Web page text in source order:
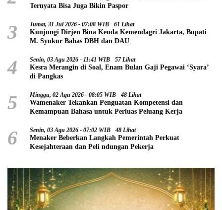
Ternyata Bisa Juga Bikin Paspor
3 Jumat, 31 Jul 2026 - 07:08 WIB 61 Lihat
Kunjungi Dirjen Bina Keuda Kemendagri Jakarta, Bupati
M. Syukur Bahas DBH dan DAU
4 Senin, 03 Agu 2026 - 11:41 WIB 57 Lihat
Kesra Merangin di Soal, Enam Bulan Gaji Pegawai ‘Syara’
di Pangkas
5 Minggu, 02 Agu 2026 - 08:05 WIB 48 Lihat
Wamenaker Tekankan Penguatan Kompetensi dan
Kemampuan Bahasa untuk Perluas Peluang Kerja
6 Senin, 03 Agu 2026 - 07:02 WIB 48 Lihat
Menaker Beberkan Langkah Pemerintah Perkuat
Kesejahteraan dan Peli ndungan Pekerja